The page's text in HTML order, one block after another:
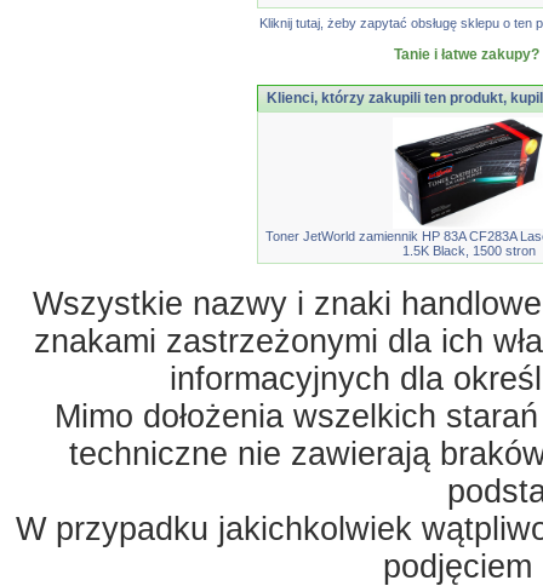
Kliknij tutaj, żeby zapytać obsługę sklepu o
Tanie i łatwe
Klienci, którzy zakupili ten produkt,
Toner JetWorld zamiennik HP 83A CF283A
1.5K Black, 1500 stron
Wszystkie nazwy i znaki
znakami zastrzeżonymi dla ich
informacyjnych dla
Mimo dołożenia wszelkich
techniczne nie zawierają
W przypadku jakichkolwiek